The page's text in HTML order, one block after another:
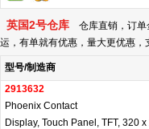
英国2号仓库 仓库直销，订单
运，有单就有优惠，量大更优惠，
型号/制造商
2913632
Phoenix Contact
Display, Touch Panel, TFT, 320